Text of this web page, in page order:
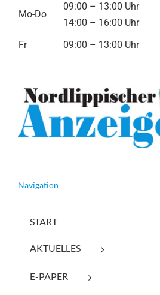
Mo-Do
09:00 – 13:00 Uhr
14:00 – 16:00 Uhr
Fr
09:00 – 13:00 Uhr
Navigation
START
AKTUELLES
E-PAPER